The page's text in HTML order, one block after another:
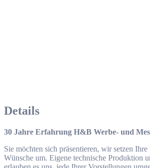
Details
30 Jahre Erfahrung H&B Werbe- und
Sie möchten sich präsentieren, wir setzen
Wünsche um. Eigene technische Produktion